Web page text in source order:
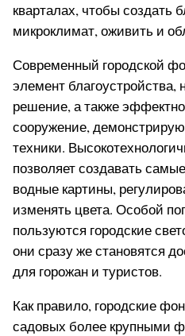
кварталах, чтобы создать
микроклимат, оживить и
Современный городской
элемент благоустройства,
решение, а также
сооружение,
техники.
позволяет создавать
водные картины,
изменять цвета. Особой
пользуются городские
они сразу же становятся
для горожан и туристов.
Как правило, городские
садовых более крупными